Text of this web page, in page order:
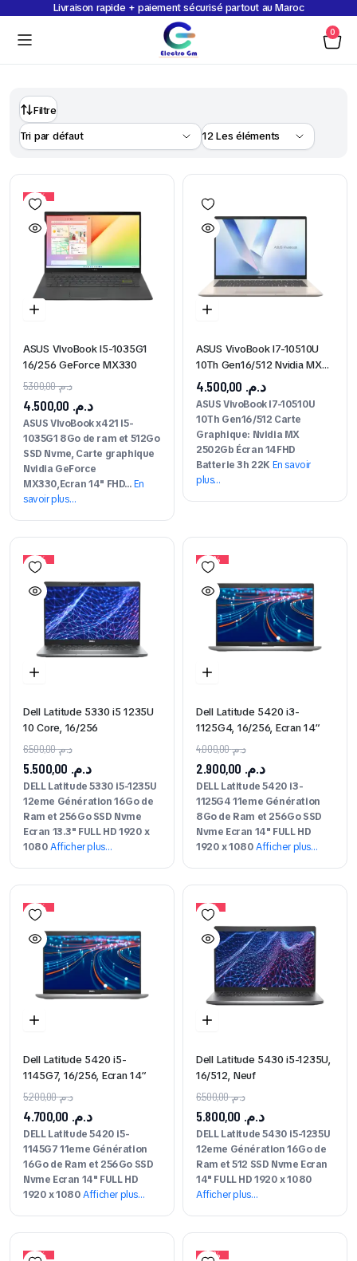
Livraison rapide + paiement sécurisé partout au Maroc
0
Filtre
16%
ASUS VIvoBook I5-1035G1
16/256 GeForce MX330
د.م.5.300,00
د.م.
ASUS VIvoBook x421 I5-
1035G1 8Go de ram et 512Go
SSD Nvme, Carte graphique
Nvidia GeForce
MX330,Ecran 14" FHD...En
savoir plus…
ASUS VivoBook I7-10510U
10Th Gen16/512 Nvidia MX
2502Gb
د.م.
ASUS VivoBook I7-10510U
10Th Gen16/512 Carte
Graphique: Nvidia MX
2502Gb Écran 14FHD
Batterie 3h 22K En savoir
plus…
16%
Dell Latitude 5330 i5 1235U
10 Core, 16/256
د.م.6.500,00
د.م.
DELL Latitude 5330 i5-1235U
12eme Génération 16Go de
Ram et 256Go SSD Nvme
Ecran 13.3" FULL HD 1920 x
1080Afficher plus…
28%
Dell Latitude 5420 i3-
1125G4, 16/256, Ecran 14″
د.م.4.000,00
د.م.
DELL Latitude 5420 i3-
1125G4 11eme Génération
8Go de Ram et 256Go SSD
Nvme Ecran 14" FULL HD
1920 x 1080 Afficher plus…
10%
Dell Latitude 5420 i5-
1145G7, 16/256, Ecran 14″
د.م.5.200,00
د.م.
DELL Latitude 5420 i5-
1145G7 11eme Génération
16Go de Ram et 256Go SSD
Nvme Ecran 14" FULL HD
1920 x 1080 Afficher plus…
11%
Dell Latitude 5430 i5-1235U,
16/512, Neuf
د.م.6.500,00
د.م.
DELL Latitude 5430 i5-1235U
12eme Génération 16Go de
Ram et 512 SSD Nvme Ecran
14" FULL HD 1920 x 1080
Afficher plus…
12% 23%